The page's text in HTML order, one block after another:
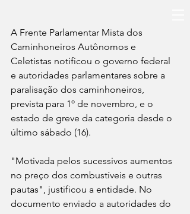
A Frente Parlamentar Mista dos
Caminhoneiros Autônomos e
Celetistas notificou o governo federal
e autoridades parlamentares sobre a
paralisação dos caminhoneiros,
prevista para 1º de novembro, e o
estado de greve da categoria desde o
último sábado (16).
"Motivada pelos sucessivos aumentos
no preço dos combustíveis e outras
pautas", justificou a entidade. No
documento enviado a autoridades do